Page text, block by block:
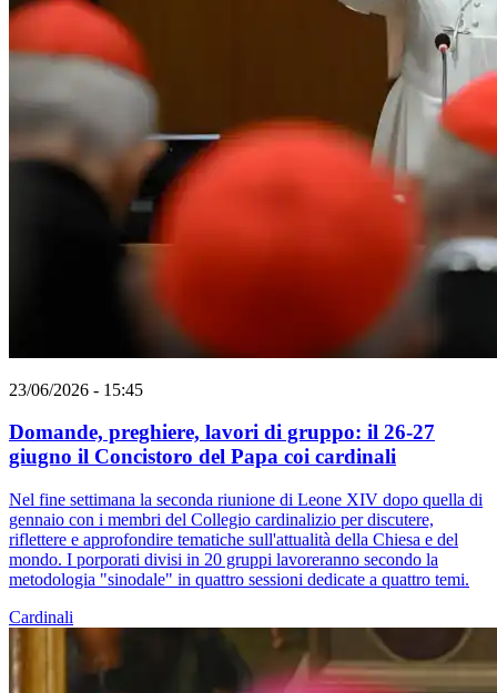
23/06/2026 - 15:45
Domande, preghiere, lavori di gruppo: il 26-27
giugno il Concistoro del Papa coi cardinali
Nel fine settimana la seconda riunione di Leone XIV dopo quella di
gennaio con i membri del Collegio cardinalizio per discutere,
riflettere e approfondire tematiche sull'attualità della Chiesa e del
mondo. I porporati divisi in 20 gruppi lavoreranno secondo la
metodologia "sinodale" in quattro sessioni dedicate a quattro temi.
Cardinali